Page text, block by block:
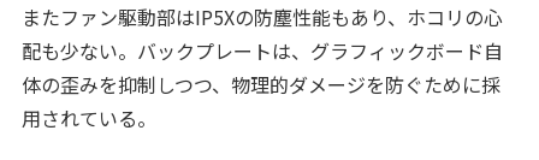
またファン駆動部はIP5Xの防塵性能もあり、ホコリの心
配も少ない。バックプレートは、グラフィックボード自
体の歪みを抑制しつつ、物理的ダメージを防ぐために採
用されている。